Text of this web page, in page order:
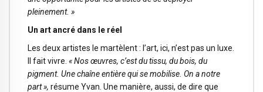
pleinement. »
Un art ancré dans le réel
Les deux artistes le martèlent : l’art, ici, n’est pas un luxe.
Il fait vivre. « Nos œuvres, c’est du tissu, du bois, du
pigment. Une chaîne entière qui se mobilise. On a notre
part », résume Yvan. Une manière, aussi, de dire que